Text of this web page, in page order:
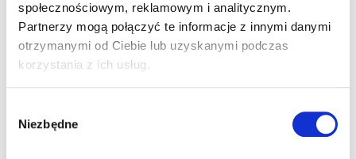
społecznościowym, reklamowym i analitycznym.
Partnerzy mogą połączyć te informacje z innymi danymi
otrzymanymi od Ciebie lub uzyskanymi podczas
korzystania z ich usług.
zgody
Niezbędne
ENERGETYKA
Budowa Elektrociepłowni Siechnice
napięcia.